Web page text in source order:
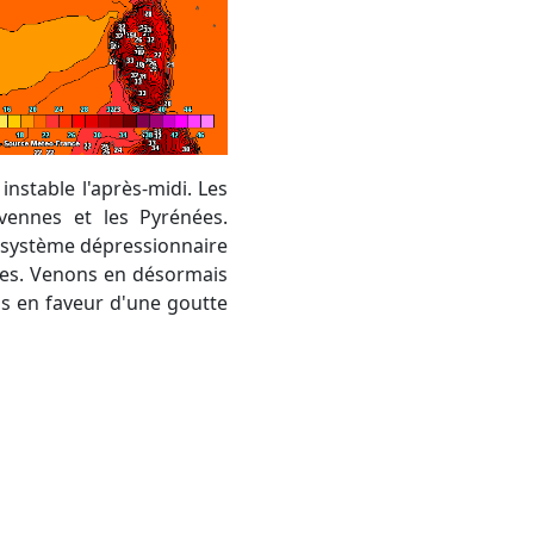
et les Pyrénées.
dépressionnaire
Venons en désormais
en faveur d'une goutte